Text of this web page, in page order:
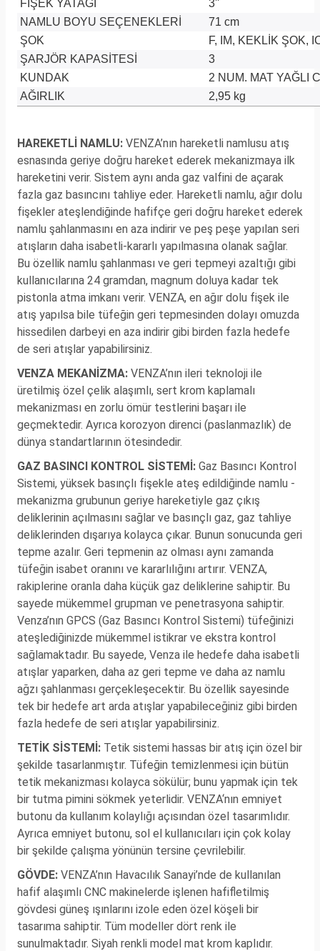
FİŞEK YATAĞI
3''
NAMLU BOYU SEÇENEKLERİ
71 cm
ŞOK
F, IM, KEKLİK ŞOK,
ŞARJÖR KAPASİTESİ
3
KUNDAK
2 NUM. MAT YAĞLI
AĞIRLIK
2,95 kg
HAREKETLİ NAMLU: VENZA’nın hareketli namlusu atış
esnasında geriye doğru hareket ederek mekanizmaya ilk
hareketini verir. Sistem aynı anda gaz valfini de açarak
fazla gaz basıncını tahliye eder. Hareketli namlu, ağır dolu
fişekler ateşlendiğinde hafifçe geri doğru hareket ederek
namlu şahlanmasını en aza indirir ve peş peşe yapılan seri
atışların daha isabetli-kararlı yapılmasına olanak sağlar.
Bu özellik namlu şahlanması ve geri tepmeyi azaltığı gibi
kullanıcılarına 24 gramdan, magnum doluya kadar tek
pistonla atma imkanı verir. VENZA, en ağır dolu fişek ile
atış yapılsa bile tüfeğin geri tepmesinden dolayı omuzda
hissedilen darbeyi en aza indirir gibi birden fazla hedefe
de seri atışlar yapabilirsiniz.
VENZA MEKANİZMA: VENZA’nın ileri teknoloji ile
üretilmiş özel çelik alaşımlı, sert krom kaplamalı
mekanizması en zorlu ömür testlerini başarı ile
geçmektedir. Ayrıca korozyon direnci (paslanmazlık) de
dünya standartlarının ötesindedir.
GAZ BASINCI KONTROL SİSTEMİ: Gaz Basıncı Kontrol
Sistemi, yüksek basınçlı fişekle ateş edildiğinde namlu -
mekanizma grubunun geriye hareketiyle gaz çıkış
deliklerinin açılmasını sağlar ve basınçlı gaz, gaz tahliye
deliklerinden dışarıya kolayca çıkar. Bunun sonucunda geri
tepme azalır. Geri tepmenin az olması aynı zamanda
tüfeğin isabet oranını ve kararlılığını artırır. VENZA,
rakiplerine oranla daha küçük gaz deliklerine sahiptir. Bu
sayede mükemmel grupman ve penetrasyona sahiptir.
Venza’nın GPCS (Gaz Basıncı Kontrol Sistemi) tüfeğinizi
ateşlediğinizde mükemmel istikrar ve ekstra kontrol
sağlamaktadır. Bu sayede, Venza ile hedefe daha isabetli
atışlar yaparken, daha az geri tepme ve daha az namlu
ağzı şahlanması gerçekleşecektir. Bu özellik sayesinde
tek bir hedefe art arda atışlar yapabileceğiniz gibi birden
fazla hedefe de seri atışlar yapabilirsiniz.
TETİK SİSTEMİ: Tetik sistemi hassas bir atış için özel bir
şekilde tasarlanmıştır. Tüfeğin temizlenmesi için bütün
tetik mekanizması kolayca sökülür; bunu yapmak için tek
bir tutma pimini sökmek yeterlidir. VENZA‘nın emniyet
butonu da kullanım kolaylığı açısından özel tasarımlıdır.
Ayrıca emniyet butonu, sol el kullanıcıları için çok kolay
bir şekilde çalışma yönünün tersine çevrilebilir.
GÖVDE: VENZA’nın Havacılık Sanayi’nde de kullanılan
hafif alaşımlı CNC makinelerde işlenen hafifletilmiş
gövdesi güneş ışınlarını izole eden özel köşeli bir
tasarıma sahiptir. Tüm modeller dört renk ile
sunulmaktadır. Siyah renkli model mat krom kaplıdır.